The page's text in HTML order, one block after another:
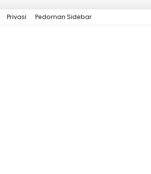
Privasi Pedoman Sidebar